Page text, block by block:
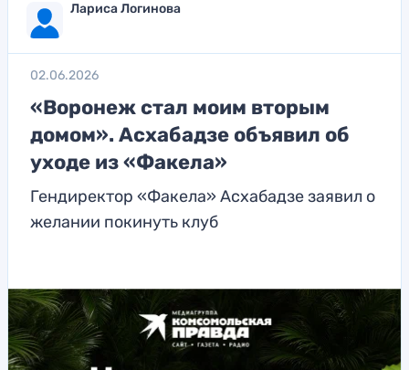
Лариса Логинова
02.06.2026
«Воронеж стал моим вторым
домом». Асхабадзе объявил об
уходе из «Факела»
Гендиректор «Факела» Асхабадзе заявил о
желании покинуть клуб